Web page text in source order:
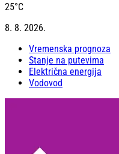
25°C
8. 8. 2026.
Vremenska prognoza
Stanje na putevima
Električna energija
Vodovod